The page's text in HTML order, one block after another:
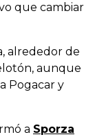
que cambiar
alrededor de
aunque
Pogacar y
a Sporza